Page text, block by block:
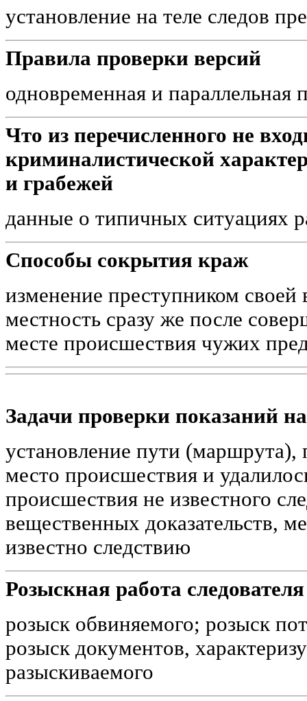
установление на теле следов
Правила проверки версий
одновременная и параллельная
Что из перечисленного не
криминалистической
и грабежей
данные о типичных ситуациях
Способы сокрытия краж
изменение преступником
местность сразу же после
месте происшествия чужих
Задачи проверки показаний
установление пути
место происшествия и
происшествия не известного
вещественных доказательств,
известно следствию
Розыскная работа
розыск обвиняемого; розыск
розыск документов,
разыскиваемого